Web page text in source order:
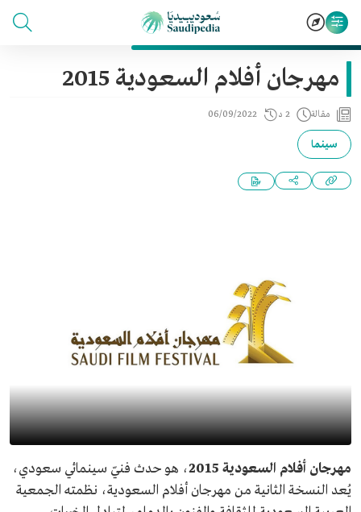
مهرجان أفلام السعودية 2015
مقالة 2 د 06/09/2022
سينما
مهرجان أفلام السعودية 2015
، هو حدث فنيّ سينمائي سعودي،
يُعد النسخة الثانية من مهرجان أفلام السعودية، نظمته الجمعية